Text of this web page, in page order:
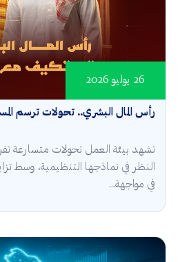
رأس المال البشري.. تحولات ترسم
26 يوليو 2026
تشهد بيئة العمل تحولات متسارعة
النظر في نماذجها التنظيمية، وسط
في مواجهة...